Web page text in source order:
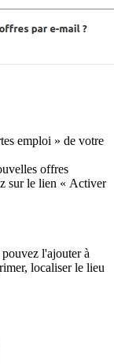
emploi » de votre
offres
sur le lien « Activer
l'ajouter à
localiser le lieu